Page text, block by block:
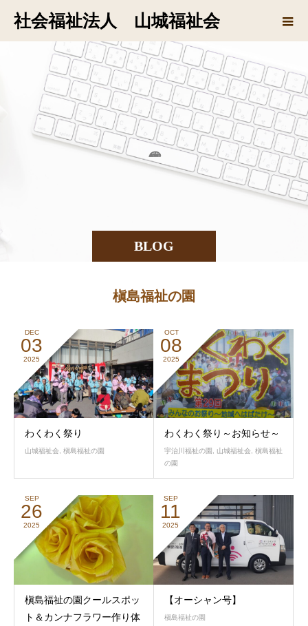
社会福祉法人 山城福祉会
BLOG
の
槇島福祉の園
DEC
03
2025
わくわく祭り
山城福祉会, 槇島福祉の園
OCT
08
2025
わくわく祭り～お知らせ～
宇治川福祉の園 , 山城福祉会, 槇島福祉
の園
SEP
26
2025
槇島福祉の園クールスポッ
ト＆カンナフラワー作り体
SEP
11
2025
【オーシャン号】
槇島福祉の園